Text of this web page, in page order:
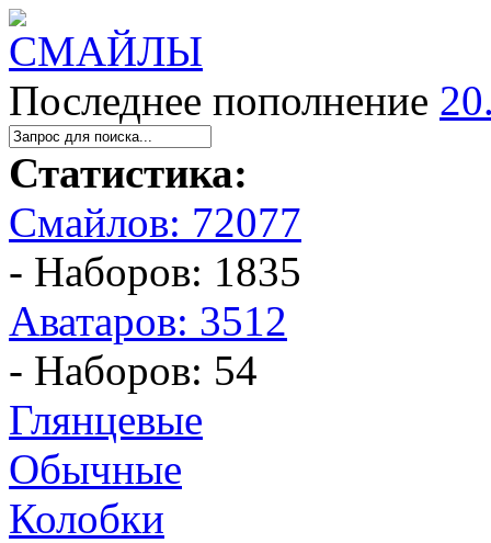
Последнее пополнение
Статистика:
Смайлов: 72077
- Наборов: 1835
Аватаров: 3512
- Наборов: 54
Глянцевые
Обычные
Колобки